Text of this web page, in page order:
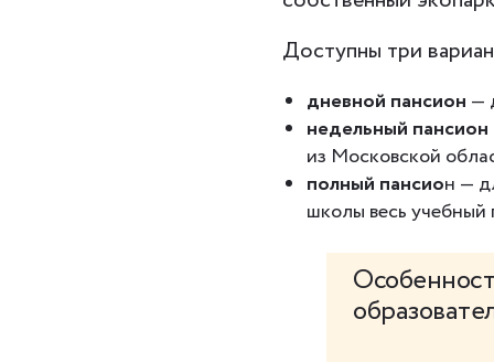
Доступны три
дневной пансион —
недельный пансион
из Московской
полный пансион —
школы весь учебный